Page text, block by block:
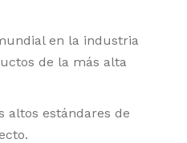
en la industria
de la más alta
altos estándares de